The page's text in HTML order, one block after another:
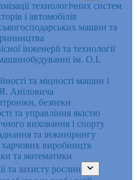
технологічних систем
і автомобілів
машин та
інженерії та технології
ім. О.І.
та міцності машин і
Аніловича
безпеки
та управління якістю
виховання і спорту
та інжинірингу
харчових виробництв
та математики
та захисту рослин